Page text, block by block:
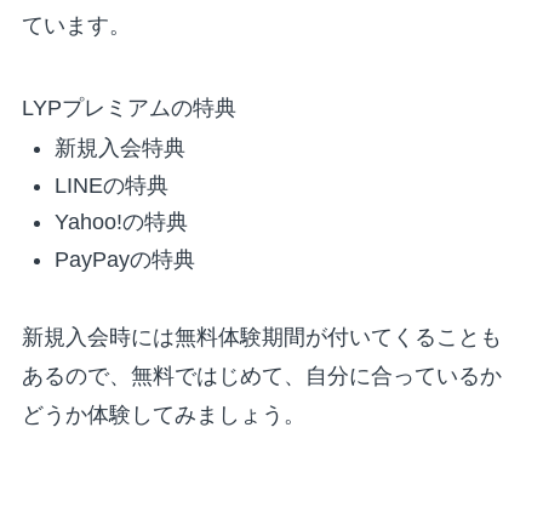
ています。
LYPプレミアムの特典
新規入会特典
LINEの特典
Yahoo!の特典
PayPayの特典
新規入会時には無料体験期間が付いてくることも
あるので、無料ではじめて、自分に合っているか
どうか体験してみましょう。